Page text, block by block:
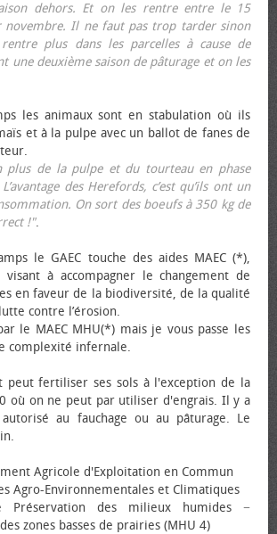
dehors. Et on les rentre entre le 15
novembre. Il ne faut pas trop tarder sinon
plus dans les parcelles à cause de
une deuxième saison de pâturage et on les
les animaux sont en stabulation où ils
et à la pulpe avec un ballot de fanes de
plus de la pulpe et du tourteau en phase
des Herefords, c’est qu’ils ont un
On sort des bœufs à 350 kg de
!".
le GAEC touche des aides MAEC (*),
à accompagner le changement de
en faveur de la biodiversité, de la qualité
contre l’érosion.
le MAEC MHU(*) mais je vous passe les
complexité infernale.
peut fertiliser ses sols à l'exception de la
où on ne peut par utiliser d'engrais. Il y a
au fauchage ou au pâturage. Le
Agricole d'Exploitation en Commun
Agro-Environnementales et Climatiques
Préservation des milieux humides −
zones basses de prairies (MHU 4)